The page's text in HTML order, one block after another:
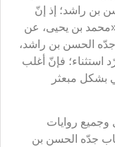
بن راشد؛ إذ إنّ
بن يحيى، عن
الحسن بن راشد،
استثناء؛ فإنّ أغلب
بشكل مبعثر
وجميع روايات
جدّه الحسن بن